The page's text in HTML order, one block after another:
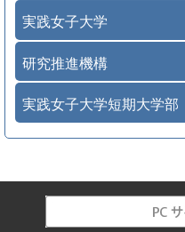
実践女子大学
研究推進機構
実践女子大学短期大学部